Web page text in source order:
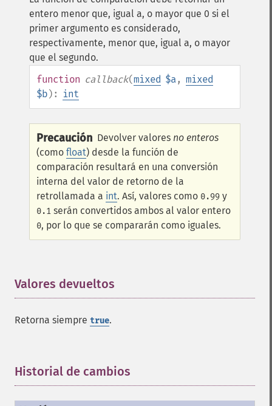
entero menor que, igual a, o mayor que 0 si el
primer argumento es considerado,
respectivamente, menor que, igual a, o mayor
que el segundo.
function callback(mixed $a, mixed
$b): int
Precaución Devolver valores no enteros
(como float) desde la función de
comparación resultará en una conversión
interna del valor de retorno de la
retrollamada a int. Así, valores como 0.99 y
0.1 serán convertidos ambos al valor entero
0, por lo que se compararán como iguales.
Valores devueltos
Retorna siempre true.
Historial de cambios